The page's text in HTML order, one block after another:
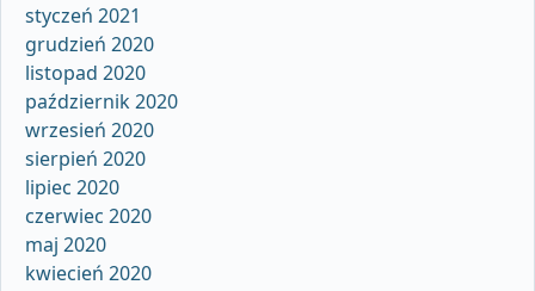
styczeń 2021
grudzień 2020
listopad 2020
październik 2020
wrzesień 2020
sierpień 2020
lipiec 2020
czerwiec 2020
maj 2020
kwiecień 2020